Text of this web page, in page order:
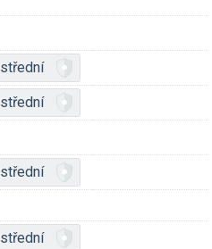
střední
střední
střední
střední